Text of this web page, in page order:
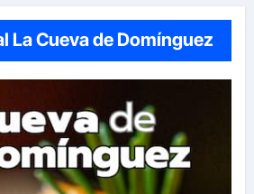
La Cueva de Domínguez